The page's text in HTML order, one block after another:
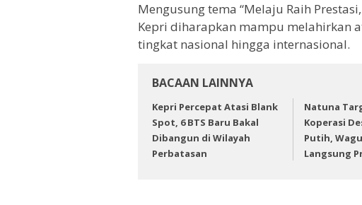
Mengusung tema “Melaju Raih
Kepri diharapkan mampu melahirkan
tingkat nasional hingga internasional.
BACAAN LAINNYA
Kepri Percepat Atasi Blank
Spot, 6 BTS Baru Bakal
Dibangun di Wilayah
Perbatasan
Natuna
Koperasi
Putih,
Langsung